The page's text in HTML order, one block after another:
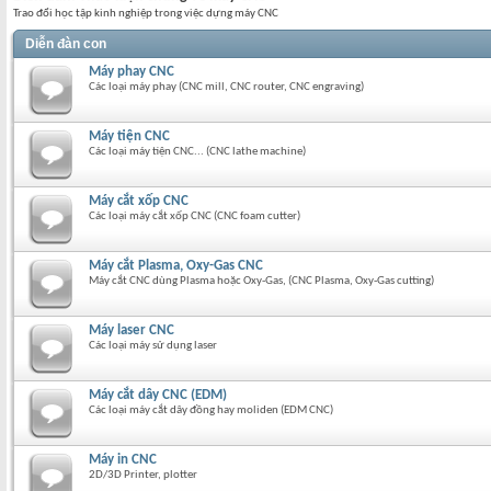
Trao đổi học tập kinh nghiệp trong việc dựng máy CNC
Diễn đàn con
Máy phay CNC
Các loại máy phay (CNC mill, CNC router, CNC engraving)
Máy tiện CNC
Các loại máy tiện CNC... (CNC lathe machine)
Máy cắt xốp CNC
Các loại máy cắt xốp CNC (CNC foam cutter)
Máy cắt Plasma, Oxy-Gas CNC
Máy cắt CNC dùng Plasma hoặc Oxy-Gas, (CNC Plasma, Oxy-Gas cutting)
Máy laser CNC
Các loại máy sử dụng laser
Máy cắt dây CNC (EDM)
Các loại máy cắt dây đồng hay moliden (EDM CNC)
Máy in CNC
2D/3D Printer, plotter